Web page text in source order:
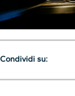
Condividi su: